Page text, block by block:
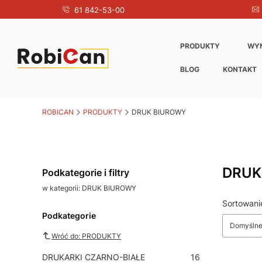
61 842-53-00
PRODUKTY
BLOG KONTAKT
ROBICAN PRODUKTY DRUK BIUROWY
Podkategorie i filtry
w kategorii: DRUK BIUROWY
Podkategorie
Wróć do: PRODUKTY
DRUKARKI CZARNO-BIAŁE
16
Lista
Domyślne